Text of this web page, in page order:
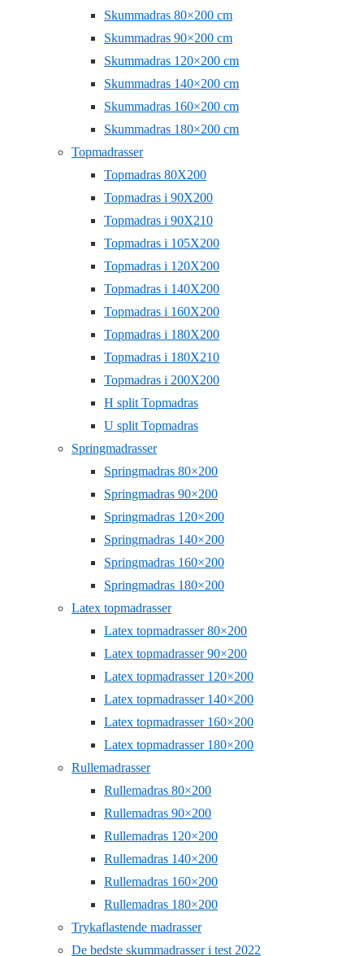
Skummadras 80×200 cm
Skummadras 90×200 cm
Skummadras 120×200 cm
Skummadras 140×200 cm
Skummadras 160×200 cm
Skummadras 180×200 cm
Topmadrasser
Topmadras 80X200
Topmadras i 90X200
Topmadras i 90X210
Topmadras i 105X200
Topmadras i 120X200
Topmadras i 140X200
Topmadras i 160X200
Topmadras i 180X200
Topmadras i 180X210
Topmadras i 200X200
H split Topmadras
U split Topmadras
Springmadrasser
Springmadras 80×200
Springmadras 90×200
Springmadras 120×200
Springmadras 140×200
Springmadras 160×200
Springmadras 180×200
Latex topmadrasser
Latex topmadrasser 80×200
Latex topmadrasser 90×200
Latex topmadrasser 120×200
Latex topmadrasser 140×200
Latex topmadrasser 160×200
Latex topmadrasser 180×200
Rullemadrasser
Rullemadras 80×200
Rullemadras 90×200
Rullemadras 120×200
Rullemadras 140×200
Rullemadras 160×200
Rullemadras 180×200
Trykaflastende madrasser
De bedste skummadrasser i test 2022